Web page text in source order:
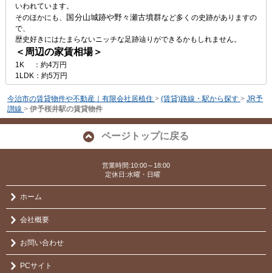
いわれています。
そのほかにも、
国分山城跡や野々瀬古墳群など多くの史跡がありますの
で、
歴史好きにはたまらないニッチな足跡辿りができるかもしれません。
＜周辺の家賃相場＞
1K ：約4万円
1LDK：約5万円
今治市の賃貸物件や不動産｜有限会社居植住 > (賃貸)路線・駅から探す > JR予
讃線 > 伊予桜井駅の賃貸物件
ページトップに戻る
営業時間:10:00～18:00
定休日:水曜・日曜
ホーム
会社概要
お問い合わせ
PCサイト